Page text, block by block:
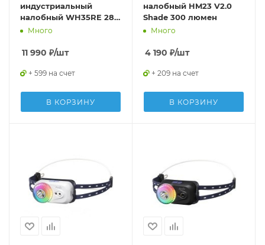
индустриальный
налобный WH35RE 280
люмен
Много
11 990 ₽/шт
+ 599 на счет
В КОРЗИНУ
налобный HM23 V2.0
Shade 300 люмен
Много
4 190 ₽/шт
+ 209 на счет
В КОРЗИНУ